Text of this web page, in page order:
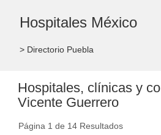
Hospitales México
> Directorio Puebla
Hospitales, clínicas y
Vicente Guerrero
Página 1 de 14 Resultados